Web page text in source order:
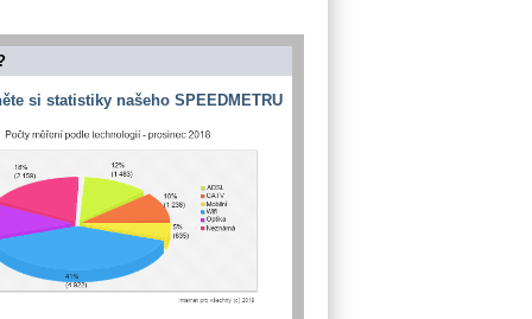
si statistiky našeho SPEEDMETRU